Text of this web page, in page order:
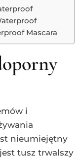
Mascara
i
nieumiejętny
tusz trwalszy